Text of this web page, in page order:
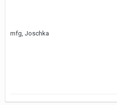
mfg, Joschka